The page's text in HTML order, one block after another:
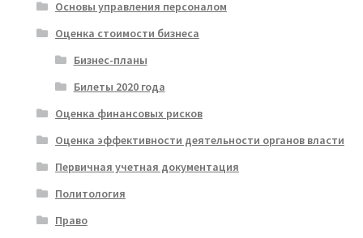
Основы управления персоналом
Оценка стоимости бизнеса
Бизнес-планы
Билеты 2020 года
Оценка финансовых рисков
Оценка эффективности деятельности органов власти
Первичная учетная документация
Политология
Право